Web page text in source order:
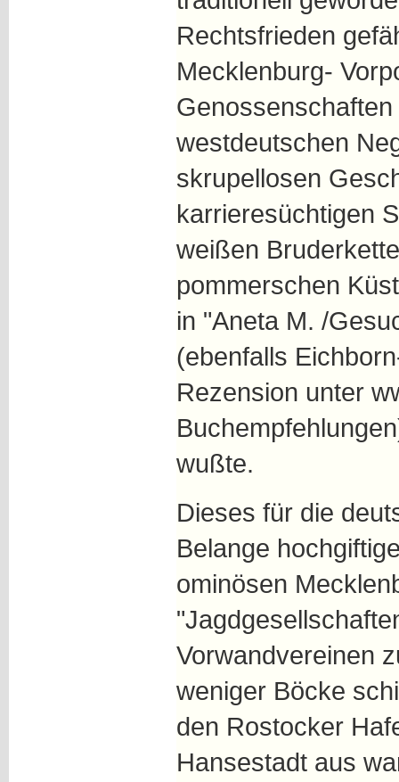
Rechtsfrieden
Mecklenburg-
westdeutschen
skrupellosen
karrieresüchtigen
weißen
pommerschen
in "Aneta M. /
(ebenfalls
Rezension unter
wußte.
Dieses für die
Belange
ominösen
Vorwandvereinen
weniger Böcke
den Rostocker
Hansestadt aus